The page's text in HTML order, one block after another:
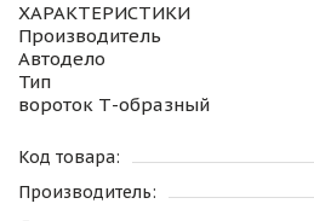
ХАРАКТЕРИСТИКИ
Производитель
Автодело
Тип
вороток Т-образный
Код товара:
Производитель: